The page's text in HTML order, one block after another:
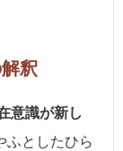
釈
意識が新し
ふとしたひら